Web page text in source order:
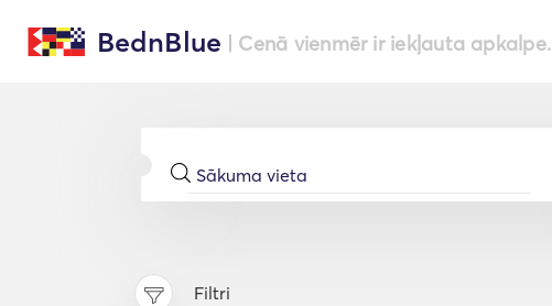
BednBlue | Cenā vienmēr ir iekļauta apkalpe.
Filtri